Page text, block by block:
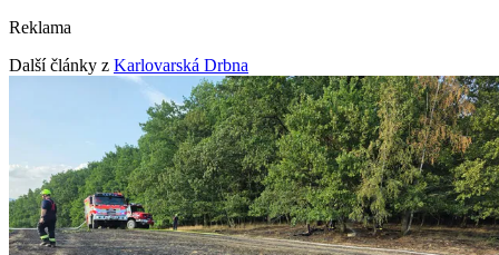
Reklama
Další články z Karlovarská Drbna